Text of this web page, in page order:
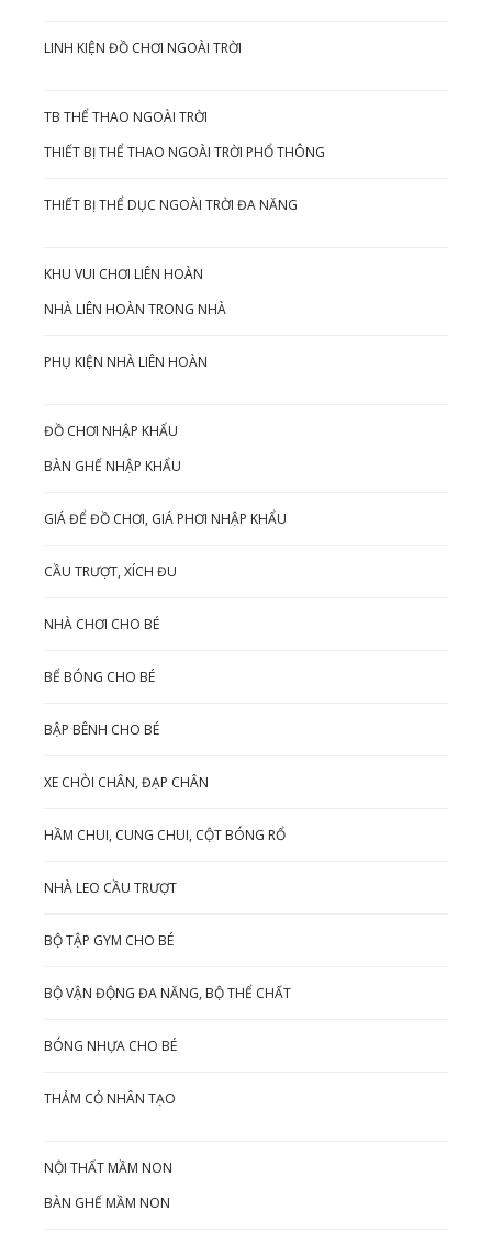
LINH KIỆN ĐỒ CHƠI NGOÀI TRỜI
TB THỂ THAO NGOÀI TRỜI
THIẾT BỊ THỂ THAO NGOÀI TRỜI PHỔ THÔNG
THIẾT BỊ THỂ DỤC NGOÀI TRỜI ĐA NĂNG
KHU VUI CHƠI LIÊN HOÀN
NHÀ LIÊN HOÀN TRONG NHÀ
PHỤ KIỆN NHÀ LIÊN HOÀN
ĐỒ CHƠI NHẬP KHẨU
BÀN GHẾ NHẬP KHẨU
GIÁ ĐỂ ĐỒ CHƠI, GIÁ PHƠI NHẬP KHẨU
CẦU TRƯỢT, XÍCH ĐU
NHÀ CHƠI CHO BÉ
BỂ BÓNG CHO BÉ
BẬP BÊNH CHO BÉ
XE CHÒI CHÂN, ĐẠP CHÂN
HẦM CHUI, CUNG CHUI, CỘT BÓNG RỔ
NHÀ LEO CẦU TRƯỢT
BỘ TẬP GYM CHO BÉ
BỘ VẬN ĐỘNG ĐA NĂNG, BỘ THỂ CHẤT
BÓNG NHỰA CHO BÉ
THẢM CỎ NHÂN TẠO
NỘI THẤT MẦM NON
BÀN GHẾ MẦM NON